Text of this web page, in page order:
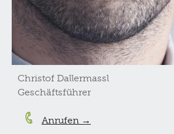
Christof Dallermassl
Geschäftsführer
Anrufen →